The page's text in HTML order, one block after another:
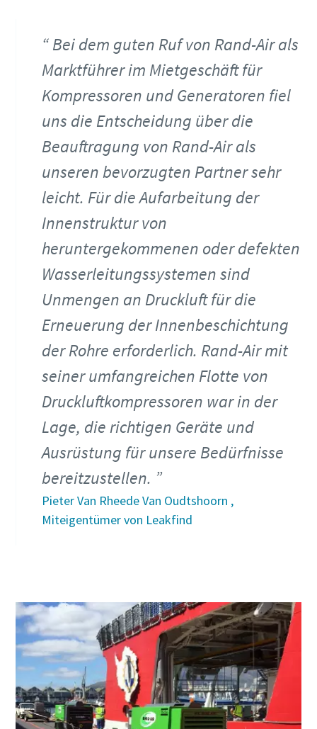
Bei dem guten Ruf von Rand-Air als
Marktführer im Mietgeschäft für
Kompressoren und Generatoren fiel
uns die Entscheidung über die
Beauftragung von Rand-Air als
unseren bevorzugten Partner sehr
leicht. Für die Aufarbeitung der
Innenstruktur von
heruntergekommenen oder defekten
Wasserleitungssystemen sind
Unmengen an Druckluft für die
Erneuerung der Innenbeschichtung
der Rohre erforderlich. Rand-Air mit
seiner umfangreichen Flotte von
Druckluftkompressoren war in der
Lage, die richtigen Geräte und
Ausrüstung für unsere Bedürfnisse
bereitzustellen.
Pieter Van Rheede Van Oudtshoorn ,
Miteigentümer von Leakfind